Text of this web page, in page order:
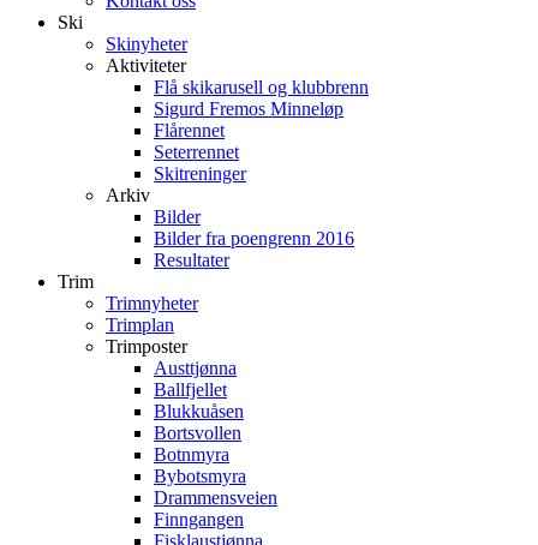
Ski
Skinyheter
Aktiviteter
Flå skikarusell og klubbrenn
Sigurd Fremos Minneløp
Flårennet
Seterrennet
Skitreninger
Arkiv
Bilder
Bilder fra poengrenn 2016
Resultater
Trim
Trimnyheter
Trimplan
Trimposter
Austtjønna
Ballfjellet
Blukkuåsen
Bortsvollen
Botnmyra
Bybotsmyra
Drammensveien
Finngangen